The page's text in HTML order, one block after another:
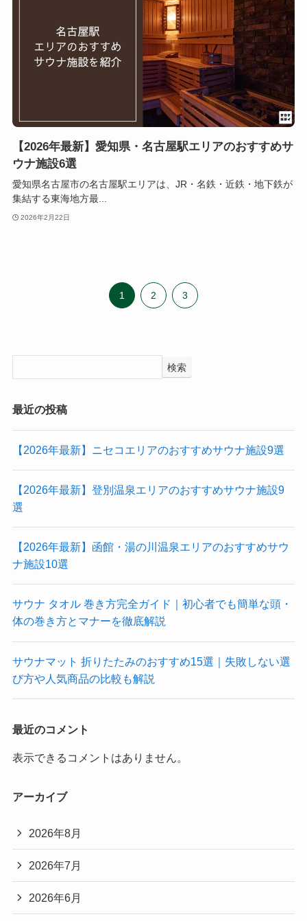
【2026年最新】愛知県・名古屋駅エリアのおすすめサ
ウナ施設6選
愛知県名古屋市の名古屋駅エリアは、JR・名鉄・近鉄・地下鉄が
集結する東海地方最...
2026年2月22日
1 2 3
検索
最近の投稿
【2026年最新】ニセコエリアのおすすめサウナ施設9選
【2026年最新】登別温泉エリアのおすすめサウナ施設9
選
【2026年最新】函館・湯の川温泉エリアのおすすめサウ
ナ施設10選
サウナ タオル 巻き方完全ガイド｜初心者でも簡単な頭・
体の巻き方とマナーを徹底解説
サウナマット 折りたたみのおすすめ15選｜失敗しない選
び方や人気商品の比較も解説
最近のコメント
表示できるコメントはありません。
アーカイブ
2026年8月
2026年7月
2026年6月